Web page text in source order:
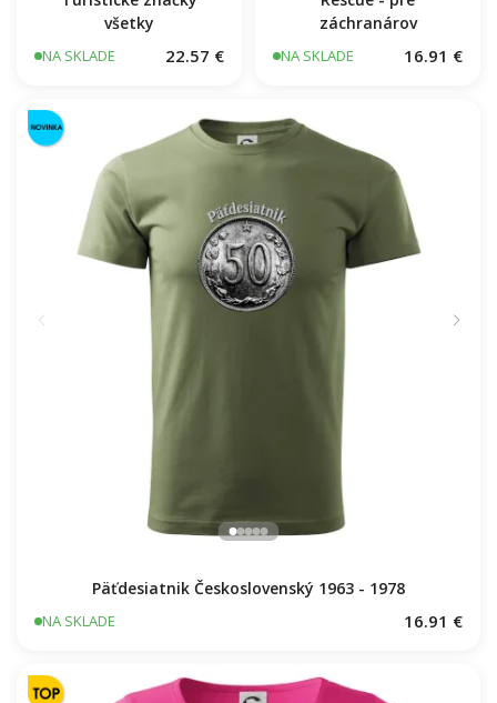
Turistické značky
všetky
NA SKLADE 22.57 €
Rescue - pre
NA SKLADE
NA SKLADE